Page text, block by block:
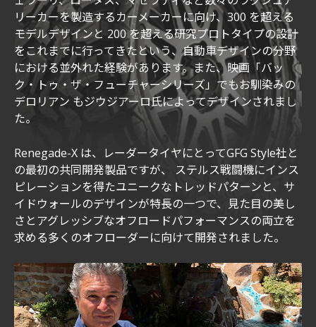
リーカーを製造するカーメーカーに向け、300 を超える
モデルデザインと 200 を超える研究プロトタイプの設計
をこれまでに行ってきたという、自動車デザインの分野
における並外れた経験があります。また、映画「バッ
ク・トゥ・ザ・フューチャーシリーズ」でもお馴染みの
デロリアン もジウジアーロ氏によってデザインされまし
た。
Renegade-X は、レーダータイヤにとってGFG Style社と
の最初の共同開発製品ですが、 ステルス戦闘機にインス
ピレーションを得たユニークなトレッドパターンと、サ
イドウォールのデザインが特長の一つで、見た目の美し
さとアグレッシブなオフロードパフォーマンスの両立を
求める多くのオフローダーに向けて開発されました。